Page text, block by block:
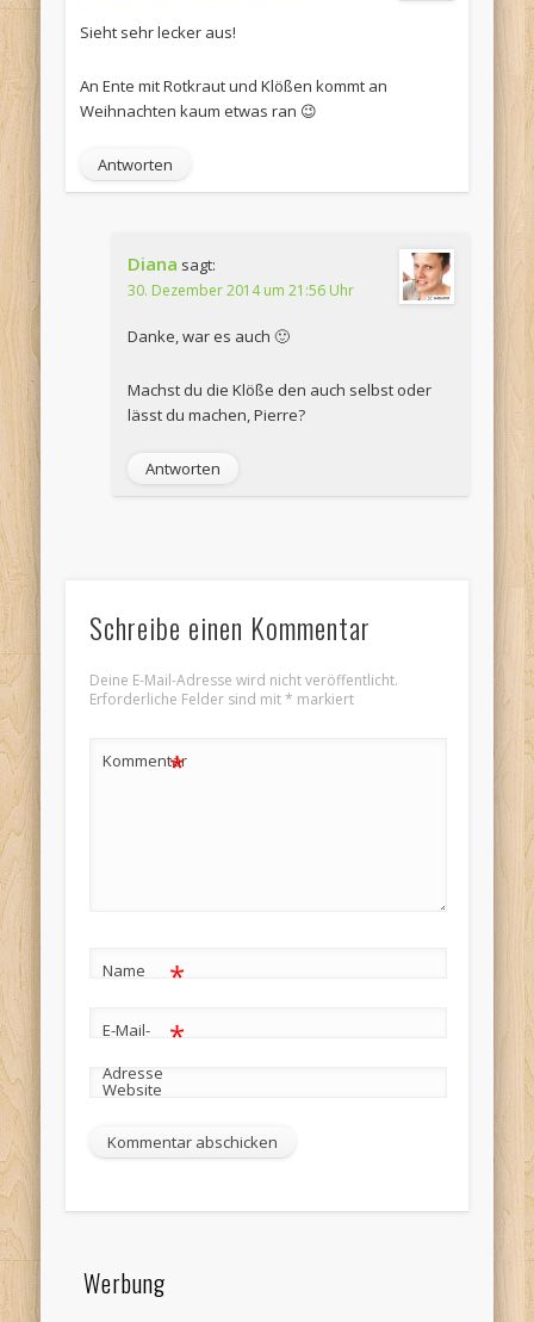
Sieht sehr lecker aus!
An Ente mit Rotkraut und Klößen kommt an
Weihnachten kaum etwas ran 😉
Antworten
Diana sagt:
30. Dezember 2014 um 21:56 Uhr
Danke, war es auch 🙂
Machst du die Klöße den auch selbst oder
lässt du machen, Pierre?
Antworten
Schreibe einen Kommentar
Deine E-Mail-Adresse wird nicht veröffentlicht.
Erforderliche Felder sind mit* markiert
Kommentar
*
Name *
E-Mail-
Adresse
*
Website
Werbung